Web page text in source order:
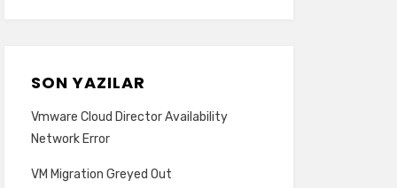
SON YAZILAR
Vmware Cloud Director Availability
Network Error
VM Migration Greyed Out